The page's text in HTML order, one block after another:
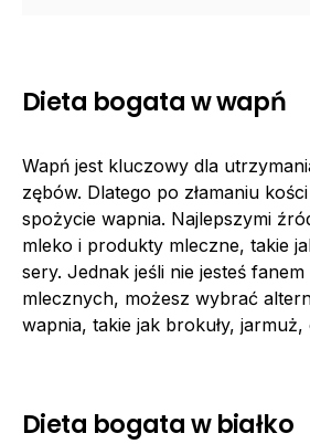
Dieta bogata w wapń
Wapń jest kluczowy dla
zębów. Dlatego po złamaniu
spożycie wapnia. Najlepszymi
mleko i produkty mleczne, takie
sery. Jednak jeśli nie jesteś
mlecznych, możesz wybrać
wapnia, takie jak brokuły,
Dieta bogata w białko